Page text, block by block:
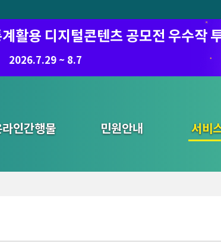
활용 디지털콘텐츠 공모전 우수작
2026.7.29 ~ 8.7
8.7.(금) ~ 8.21.(금)
라인간행물 민원안내 서비
통합검색